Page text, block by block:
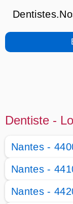
Dentiste -
Nantes -
Nantes -
Nantes -